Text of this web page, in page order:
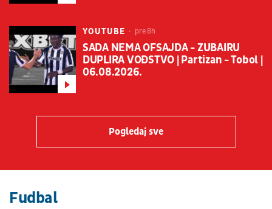
YOUTUBE pre 8h
SADA NEMA OFSAJDA - ZUBAIRU
DUPLIRA VOĐSTVO | Partizan - Tobol |
06.08.2026.
Pogledaj sve
Fudbal